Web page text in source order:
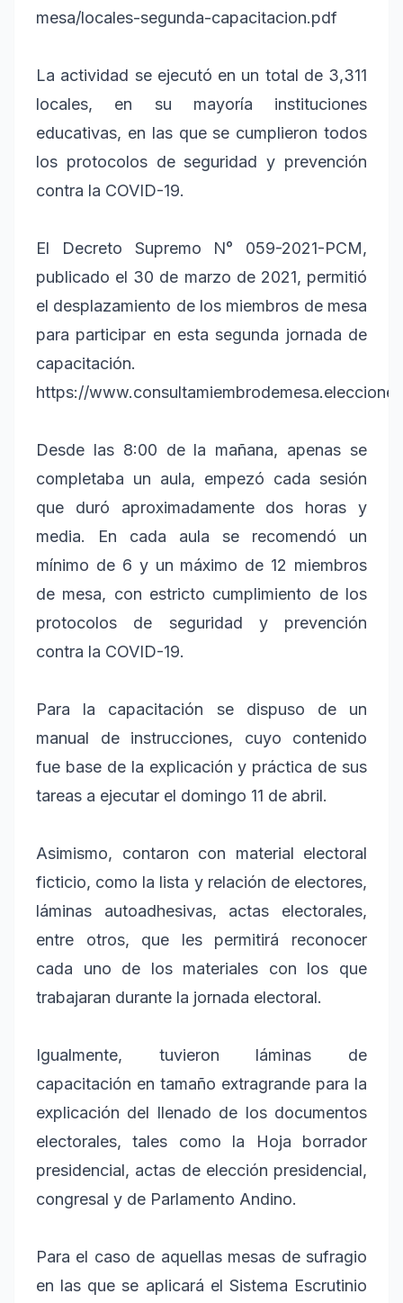
mesa/locales-segunda-capacitacion.pdf
La actividad se ejecutó en un total de 3,311
locales, en su mayoría instituciones
educativas, en las que se cumplieron todos
los protocolos de seguridad y prevención
contra la COVID-19.
El Decreto Supremo N° 059-2021-PCM,
publicado el 30 de marzo de 2021, permitió
el desplazamiento de los miembros de mesa
para participar en esta segunda jornada de
capacitación.
https://
Desde las 8:00 de la mañana, apenas se
completaba un aula, empezó cada sesión
que duró aproximadamente dos horas y
media. En cada aula se recomendó un
mínimo de 6 y un máximo de 12 miembros
de mesa, con estricto cumplimiento de los
protocolos de seguridad y prevención
contra la COVID-19.
Para la capacitación se dispuso de un
manual de instrucciones, cuyo contenido
fue base de la explicación y práctica de sus
tareas a ejecutar el domingo 11 de abril.
Asimismo, contaron con material electoral
ficticio, como la lista y relación de electores,
láminas autoadhesivas, actas electorales,
entre otros, que les permitirá reconocer
cada uno de los materiales con los que
trabajaran durante la jornada electoral.
Igualmente, tuvieron láminas de
capacitación en tamaño extragrande para la
explicación del llenado de los documentos
electorales, tales como la Hoja borrador
presidencial, actas de elección presidencial,
congresal y de Parlamento Andino.
Para el caso de aquellas mesas de sufragio
en las que se aplicará el Sistema Escrutinio